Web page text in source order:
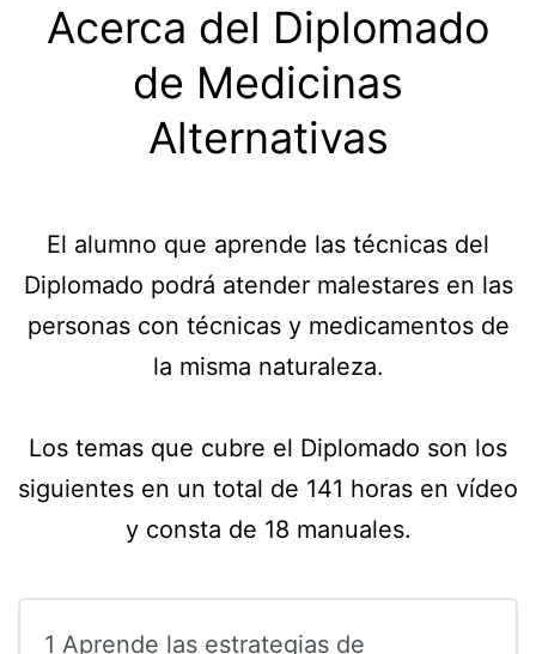
Acerca del Diplomado
de Medicinas
Alternativas
El alumno que aprende las técnicas del
Diplomado podrá atender malestares en las
personas con técnicas y medicamentos de
la misma naturaleza.
Los temas que cubre el Diplomado son los
siguientes en un total de 141 horas en vídeo
y consta de 18 manuales.
1 Aprende las estrategias de